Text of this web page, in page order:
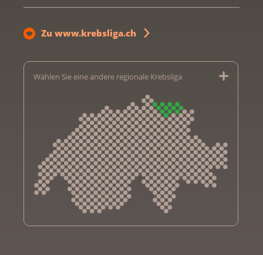
Zu www.krebsliga.ch
Wählen Sie eine andere regionale Krebsliga